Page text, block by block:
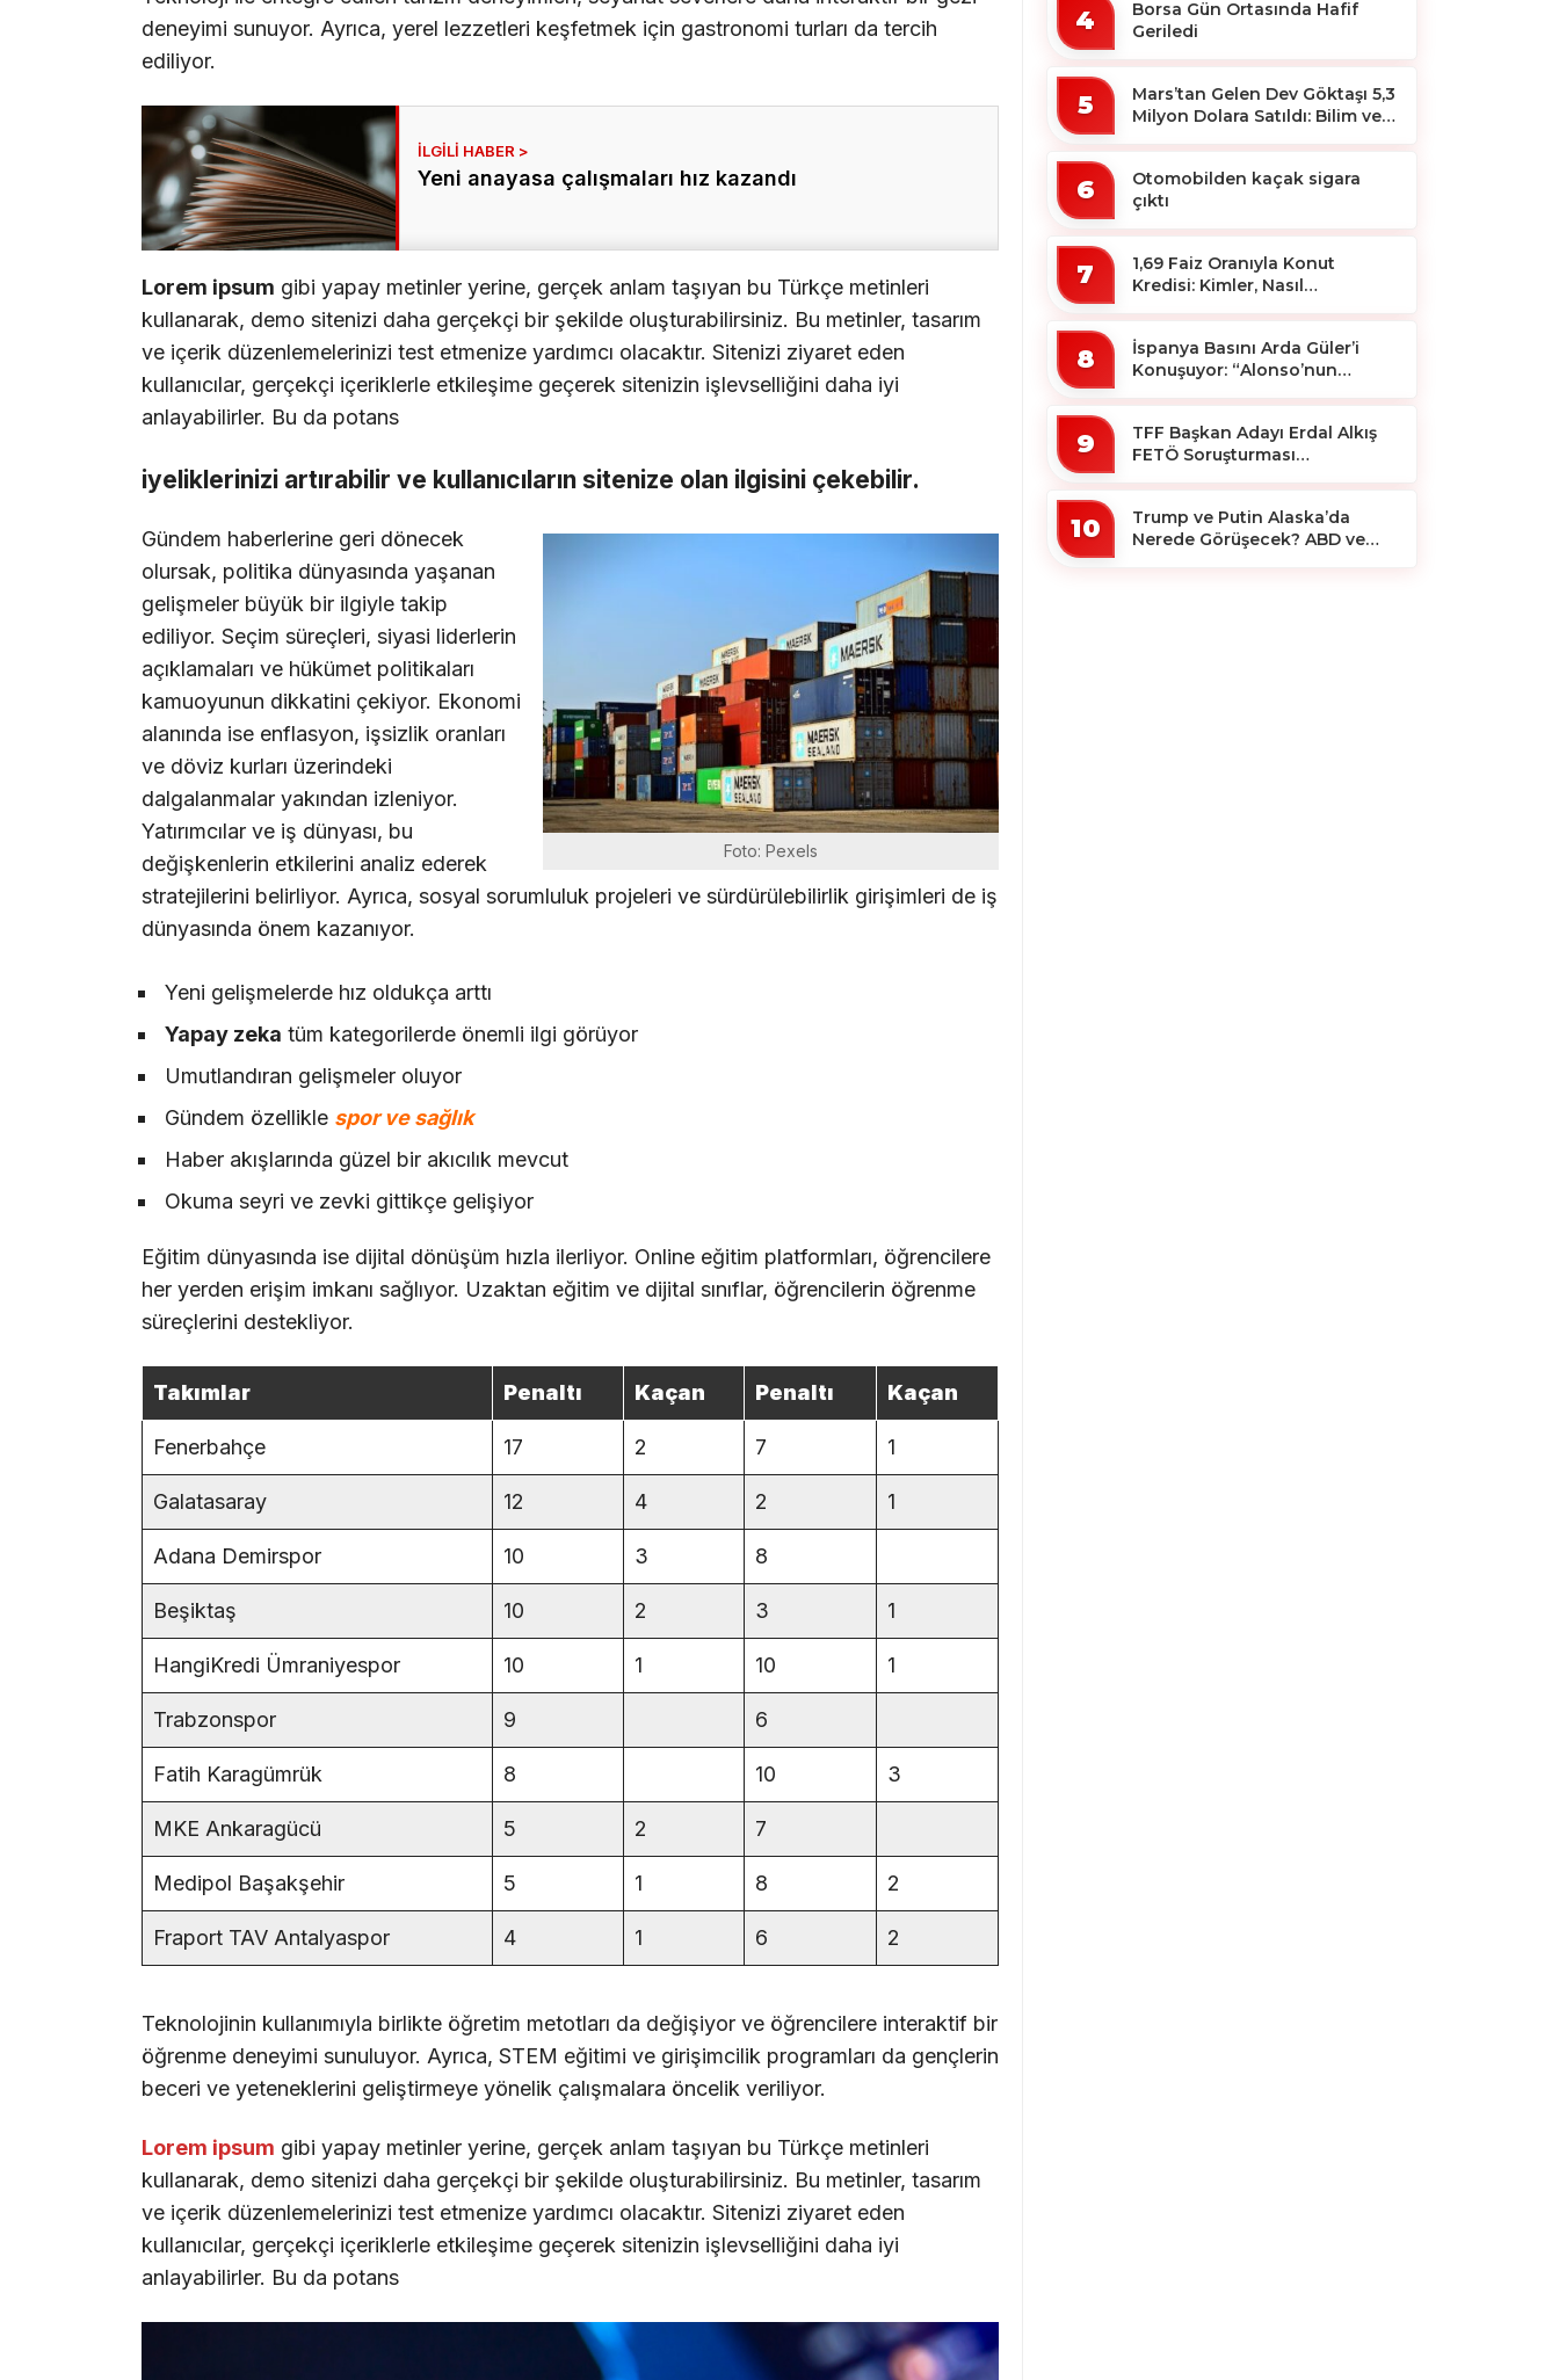
deneyimi sunuyor. Ayrıca, yerel lezzetleri keşfetmek için gastronomi turları da tercih
ediliyor.
Yeni anayasa çalışmaları hız kazandı
Lorem ipsum gibi yapay metinler yerine, gerçek anlam taşıyan bu Türkçe metinleri
kullanarak, demo sitenizi daha gerçekçi bir şekilde oluşturabilirsiniz. Bu metinler, tasarım
ve içerik düzenlemelerinizi test etmenize yardımcı olacaktır. Sitenizi ziyaret eden
kullanıcılar, gerçekçi içeriklerle etkileşime geçerek sitenizin işlevselliğini daha iyi
anlayabilirler. Bu da potans
iyeliklerinizi artırabilir ve kullanıcıların sitenize olan ilgisini çekebilir.
Foto: Pexels
Gündem haberlerine geri dönecek
olursak, politika dünyasında yaşanan
gelişmeler büyük bir ilgiyle takip
ediliyor. Seçim süreçleri, siyasi liderlerin
açıklamaları ve hükümet politikaları
kamuoyunun dikkatini çekiyor. Ekonomi
alanında ise enflasyon, işsizlik oranları
ve döviz kurları üzerindeki
dalgalanmalar yakından izleniyor.
Yatırımcılar ve iş dünyası, bu
değişkenlerin etkilerini analiz ederek
stratejilerini belirliyor. Ayrıca, sosyal sorumluluk projeleri ve sürdürülebilirlik girişimleri de iş
dünyasında önem kazanıyor.
Yeni gelişmelerde hız oldukça arttı
Yapay zeka tüm kategorilerde önemli ilgi görüyor
Umutlandıran gelişmeler oluyor
Gündem özellikle spor ve sağlık
Haber akışlarında güzel bir akıcılık mevcut
Okuma seyri ve zevki gittikçe gelişiyor
Eğitim dünyasında ise dijital dönüşüm hızla ilerliyor. Online eğitim platformları, öğrencilere
her yerden erişim imkanı sağlıyor. Uzaktan eğitim ve dijital sınıflar, öğrencilerin öğrenme
süreçlerini destekliyor.
Takımlar Penaltı Kaçan Penaltı Kaçan
Fenerbahçe 17 2 7 1
Galatasaray 12 4 2 1
Adana Demirspor 10 3 8
Beşiktaş 10 2 3 1
HangiKredi Ümraniyespor 10 1 10 1
Trabzonspor 9 6
Fatih Karagümrük 8 10 3
MKE Ankaragücü 5 2 7
Medipol Başakşehir 5 1 8 2
Fraport TAV Antalyaspor 4 1 6 2
Teknolojinin kullanımıyla birlikte öğretim metotları da değişiyor ve öğrencilere interaktif bir
öğrenme deneyimi sunuluyor. Ayrıca, STEM eğitimi ve girişimcilik programları da gençlerin
beceri ve yeteneklerini geliştirmeye yönelik çalışmalara öncelik veriliyor.
Lorem ipsum gibi yapay metinler yerine, gerçek anlam taşıyan bu Türkçe metinleri
kullanarak, demo sitenizi daha gerçekçi bir şekilde oluşturabilirsiniz. Bu metinler, tasarım
ve içerik düzenlemelerinizi test etmenize yardımcı olacaktır. Sitenizi ziyaret eden
kullanıcılar, gerçekçi içeriklerle etkileşime geçerek sitenizin işlevselliğini daha iyi
anlayabilirler. Bu da potans
4
Borsa Gün Ortasında Hafif
Geriledi
5
Mars’tan Gelen Dev Göktaşı 5,3
Milyon Dolara Satıldı: Bilim ve
6
Otomobilden kaçak sigara
çıktı
7
1,69 Faiz Oranıyla Konut
Kredisi: Kimler, Nasıl
8
İspanya Basını Arda Güler’i
Konuşuyor: “Alonso’nun
9
TFF Başkan Adayı Erdal Alkış
FETÖ Soruşturması
10
Trump ve Putin Alaska’da
Nerede Görüşecek? ABD ve